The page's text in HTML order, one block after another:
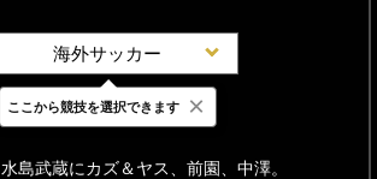
海外サッカー
最新 24時間 週間
水島武蔵にカズ＆ヤス、前園、中澤。
ここから競技を選択できます ×